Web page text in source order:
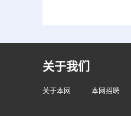
关于我们
关于本网 本网招聘